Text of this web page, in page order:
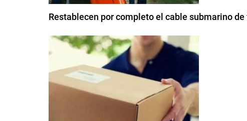
Restablecen por completo el cable submarino